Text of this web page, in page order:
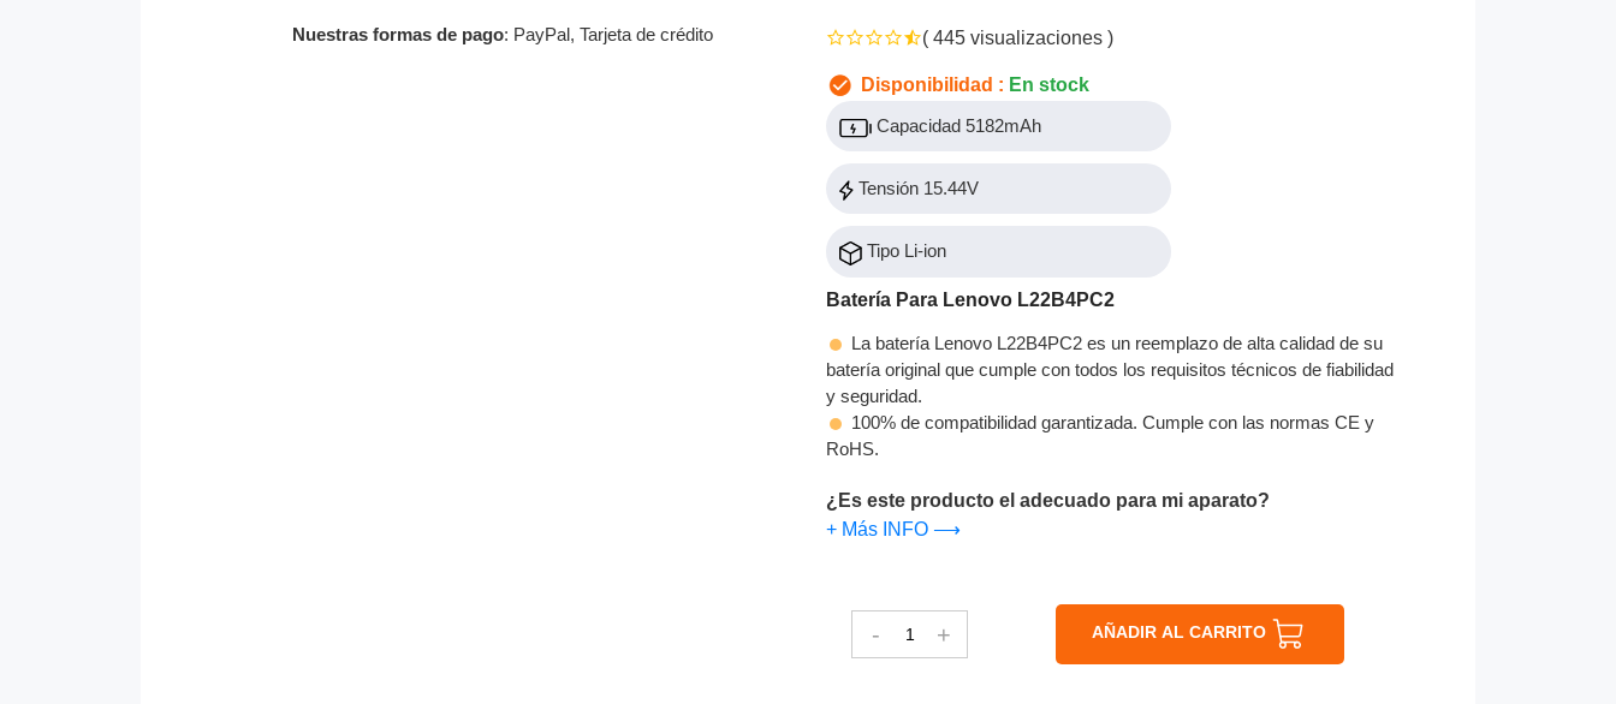
Nuestras formas de pago: PayPal, Tarjeta de crédito ( 445 visualizaciones )
Disponibilidad : En stock
Capacidad 5182mAh
Tensión 15.44V
Tipo Li-ion
Batería Para Lenovo L22B4PC2
La batería Lenovo L22B4PC2 es un reemplazo de alta calidad de su
batería original que cumple con todos los requisitos técnicos de fiabilidad
y seguridad.
100% de compatibilidad garantizada. Cumple con las normas CE y
RoHS.
¿Es este producto el adecuado para mi aparato?
+ Más INFO ⟶
- + AÑADIR AL CARRITO